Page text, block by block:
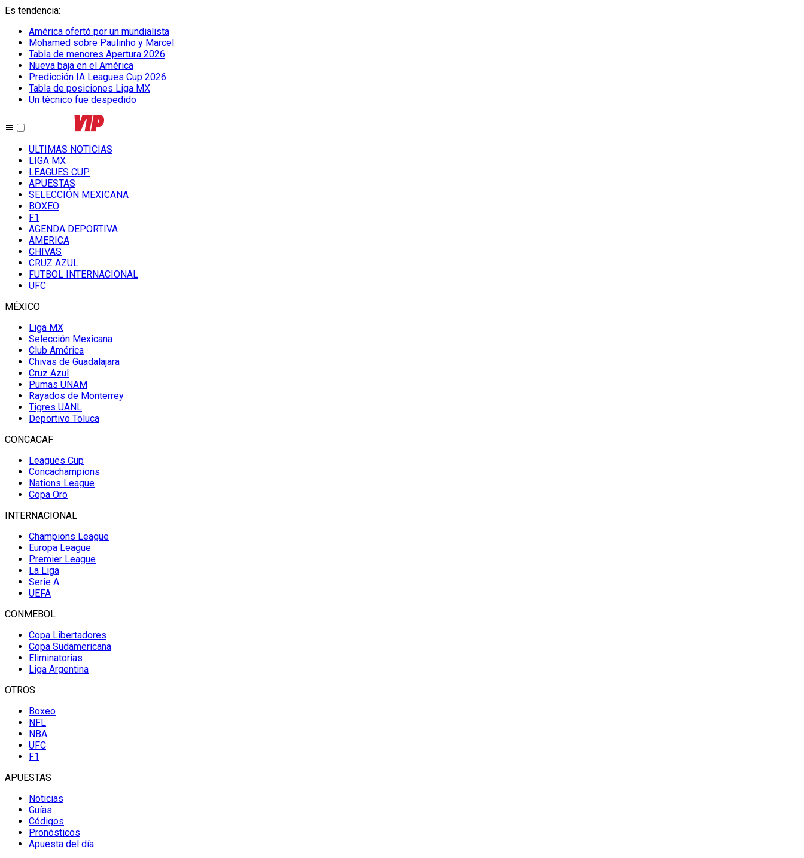
Es tendencia:
América ofertó por un mundialista
Mohamed sobre Paulinho y Marcel
Tabla de menores Apertura 2026
Nueva baja en el América
Predicción IA Leagues Cup 2026
Tabla de posiciones Liga MX
Un técnico fue despedido
ULTIMAS NOTICIAS
LIGA MX
LEAGUES CUP
APUESTAS
SELECCIÓN MEXICANA
BOXEO
F1
AGENDA DEPORTIVA
AMERICA
CHIVAS
CRUZ AZUL
FUTBOL INTERNACIONAL
UFC
MÉXICO
Liga MX
Selección Mexicana
Club América
Chivas de Guadalajara
Cruz Azul
Pumas UNAM
Rayados de Monterrey
Tigres UANL
Deportivo Toluca
CONCACAF
Leagues Cup
Concachampions
Nations League
Copa Oro
INTERNACIONAL
Champions League
Europa League
Premier League
La Liga
Serie A
UEFA
CONMEBOL
Copa Libertadores
Copa Sudamericana
Eliminatorias
Liga Argentina
OTROS
Boxeo
NFL
NBA
UFC
F1
APUESTAS
Noticias
Guías
Códigos
Pronósticos
Apuesta del día